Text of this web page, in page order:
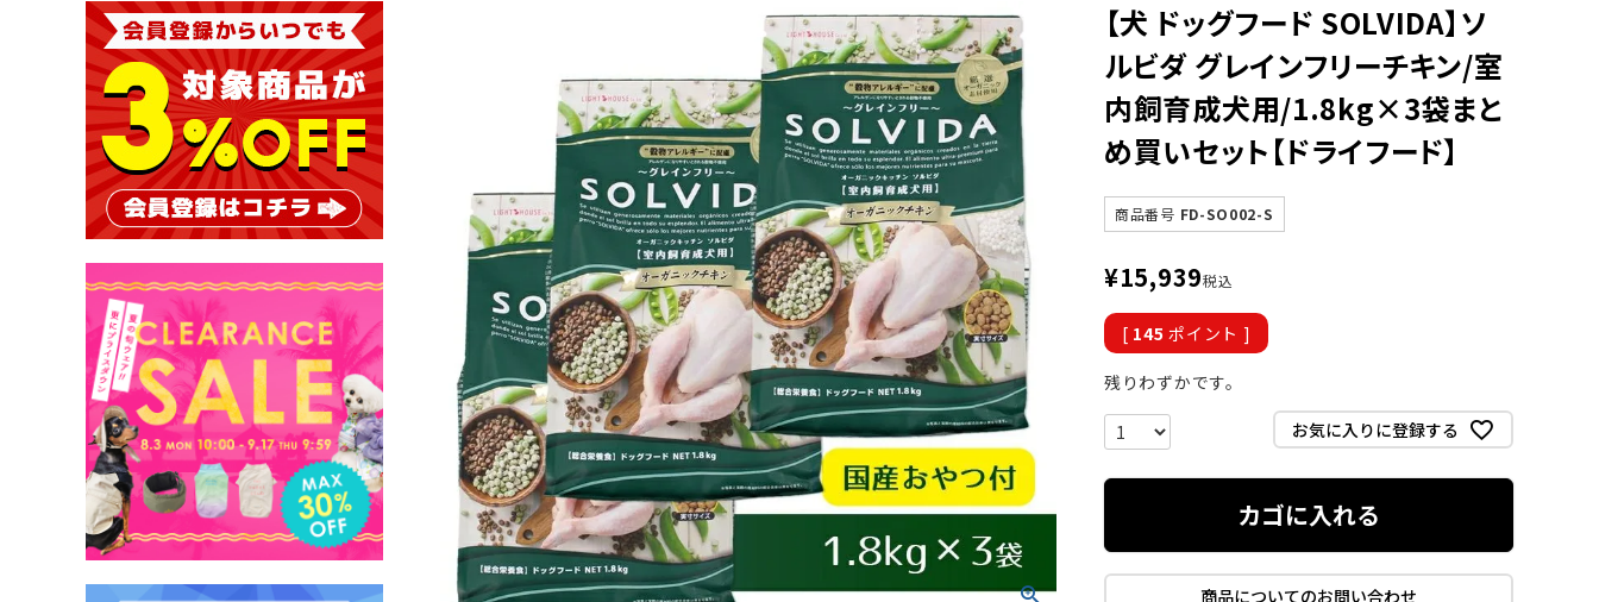
【犬 ドッグフード SOLVIDA】ソ
ルビダ グレインフリーチキン/室
内飼育成犬用/1.8kg×3袋まと
め買いセット【ドライフード】
商品番号 FD-SO002-S
¥15,939税込
[ 145 ポイント ]
残りわずかです。
お気に入りに登録する
カゴに入れる
商品についてのお問い合わせ